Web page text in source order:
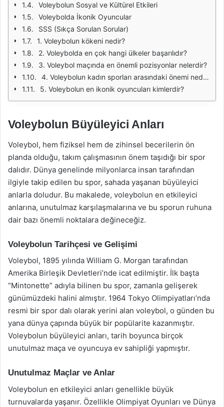
Voleybolun Sosyal ve Kültürel Etkileri
Voleybolda İkonik Oyuncular
SSS (Sıkça Sorulan Sorular)
1. Voleybolun kökeni nedir?
2. Voleybolda en çok hangi ülkeler başarılıdır?
3. Voleybol maçında en önemli pozisyonlar nelerdir?
4. Voleybolun kadın sporları arasındaki önemi nedir?
5. Voleybolun en ikonik oyuncuları kimlerdir?
Voleybolun Büyüleyici Anları
Voleybol, hem fiziksel hem de zihinsel becerilerin ön
planda olduğu, takım çalışmasının önem taşıdığı bir spor
dalıdır. Dünya genelinde milyonlarca insan tarafından
ilgiyle takip edilen bu spor, sahada yaşanan büyüleyici
anlarla doludur. Bu makalede, voleybolun en etkileyici
anlarına, unutulmaz karşılaşmalarına ve bu sporun ruhuna
dair bazı önemli noktalara değineceğiz.
Voleybolun Tarihçesi ve Gelişimi
Voleybol, 1895 yılında William G. Morgan tarafından
Amerika Birleşik Devletleri’nde icat edilmiştir. İlk başta
“Mintonette” adıyla bilinen bu spor, zamanla gelişerek
günümüzdeki halini almıştır. 1964 Tokyo Olimpiyatları’nda
resmi bir spor dalı olarak yerini alan voleybol, o günden bu
yana dünya çapında büyük bir popülarite kazanmıştır.
Voleybolun büyüleyici anları, tarih boyunca birçok
unutulmaz maça ve oyuncuya ev sahipliği yapmıştır.
Unutulmaz Maçlar ve Anlar
Voleybolun en etkileyici anları genellikle büyük
turnuvalarda yaşanır. Özellikle Olimpiyat Oyunları ve Dünya